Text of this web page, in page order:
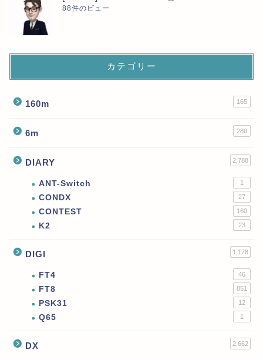
88件のビュー
カテゴリー
160m 165
6m 280
DIARY 2,788
ANT-Switch 1
CONDX 27
CONTEST 160
K2 23
DIGI 1,178
FT4 46
FT8 851
PSK31 12
Q65 1
DX 2,662